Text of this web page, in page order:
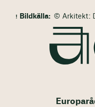
Bildkälla: © Arkitekt: